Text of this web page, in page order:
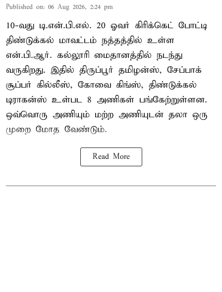
Published on: 06 Aug 2026, 2:24 pm
10-வது டி.என்.பி.எல். 20 ஓவர் கிரிக்கெட் போட்டி
திண்டுக்கல் மாவட்டம் நத்தத்தில் உள்ள
என்.பி.ஆர். கல்லூரி மைதானத்தில் நடந்து
வருகிறது. இதில் திருப்பூர் தமிழன்ஸ், சேப்பாக்
சூப்பர் கில்லீஸ், கோவை கிங்ஸ், திண்டுக்கல்
டிராகன்ஸ் உள்பட 8 அணிகள் பங்கேற்றுள்ளன.
ஒவ்வொரு அணியும் மற்ற அணியுடன் தலா ஒரு
முறை மோத வேண்டும்.
Read More